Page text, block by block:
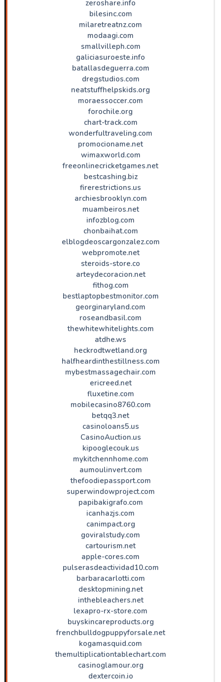
zeroshare.info
bilesinc.com
milaretreatnz.com
modaagi.com
smallvilleph.com
galiciasuroeste.info
batallasdeguerra.com
dregstudios.com
neatstuffhelpskids.org
moraessoccer.com
forochile.org
chart-track.com
wonderfultraveling.com
promocioname.net
wimaxworld.com
freeonlinecricketgames.net
bestcashing.biz
firerestrictions.us
archiesbrooklyn.com
muambeiros.net
infozblog.com
chonbaihat.com
elblogdeoscargonzalez.com
webpromote.net
steroids-store.co
arteydecoracion.net
fithog.com
bestlaptopbestmonitor.com
georginaryland.com
roseandbasil.com
thewhitewhitelights.com
atdhe.ws
heckrodtwetland.org
halfheardinthestillness.com
mybestmassagechair.com
ericreed.net
fluxetine.com
mobilecasino8760.com
betqq3.net
casinoloans5.us
CasinoAuction.us
kipooglecouk.us
mykitchennhome.com
aumoulinvert.com
thefoodiepassport.com
superwindowproject.com
papibakigrafo.com
icanhazjs.com
canimpact.org
goviralstudy.com
cartourism.net
apple-cores.com
pulserasdeactividad10.com
barbaracarlotti.com
desktopmining.net
inthebleachers.net
lexapro-rx-store.com
buyskincareproducts.org
frenchbulldogpuppyforsale.net
kogamasquid.com
themultiplicationtablechart.com
casinoglamour.org
dextercoin.io